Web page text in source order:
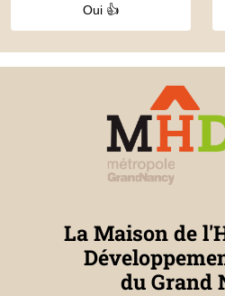
Oui 👍
La Maison de
du Grand